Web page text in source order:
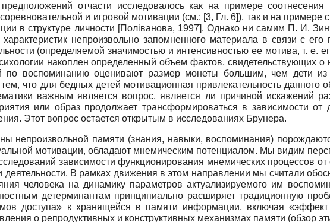
отчасти исследовалось как на примере соотнесения
и игровой мотивации (см.: [3, Гл. 6]), так и на
в структуре личности [Поліванова, 1997]. Однако ни самим П. И.
непроизвольно запомненного материала в связи с
(определяемой значимостью и интенсивностью ее мотива, т. е.
накоплен определенный объем фактов, свидетельствующих
по воспоминанию оценивают размер монеты большим, чем дети из
что для бедных детей мотивационная привлекательность
важным является вопрос, является ли причиной искажений
или образ продолжает трансформироваться в зависимости
Этот вопрос остается открытым в исследованиях Брунера.
непроизвольной памяти (знания, навыки, воспоминания)
мотивации, обладают мнемическим потенциалом. Мы видим
зависимости функционирования мнемических процессов
деятельности. В рамках движения в этом направлении мы считали
человека на динамику параметров актуализируемого им
детерминантам принципиально расширяет традиционную
доступа» к хранящейся в памяти информации, включая «эффект
о репродуктивных и конструктивных механизмах памяти (обзор